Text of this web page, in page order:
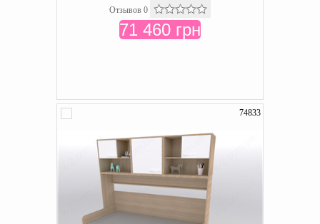
Отзывов 0
71 460 грн
74833